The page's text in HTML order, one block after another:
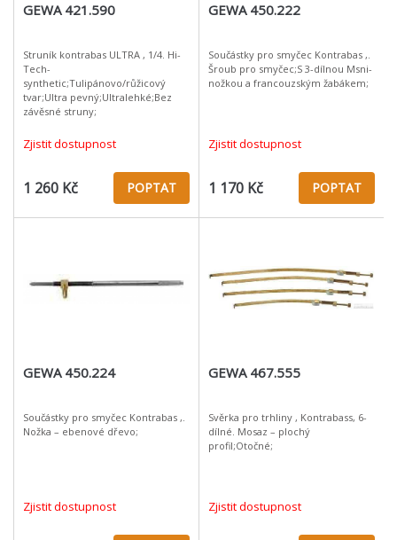
GEWA 421.590
Struník kontrabas ULTRA , 1/4. Hi-
Tech-
synthetic;Tulipánovo/růžicový
tvar;Ultra pevný;Ultralehké;Bez
závěsné struny;
Zjistit dostupnost
1 260 Kč POPTAT
GEWA 450.222
Součástky pro smyčec Kontrabas ,.
Šroub pro smyčec;S 3-dílnou Msni-
nožkou a francouzským žabákem;
Zjistit dostupnost
1 170 Kč POPTAT
GEWA 450.224
Součástky pro smyčec Kontrabas ,.
Nožka – ebenové dřevo;
Zjistit dostupnost
GEWA 467.555
Svěrka pro trhliny , Kontrabass, 6-
dílné. Mosaz – plochý
profil;Otočné;
Zjistit dostupnost